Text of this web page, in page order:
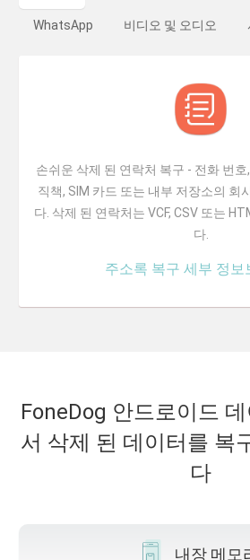
WhatsApp 비디오 및 오디오
손쉬운 삭제 된 연락처 복구 - 전화 번
직책, SIM 카드 또는 내부 저장소의 회
다. 삭제 된 연락처는 VCF, CSV 또는
다.
주소록 복구 세부 정보
FoneDog 안드로이드
서 삭제 된 데이터를 복
다
내장 메모